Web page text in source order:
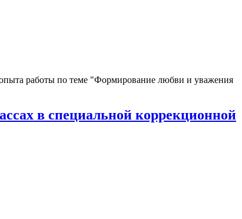
работы по теме "Формирование любви и уважения
в специальной коррекционной